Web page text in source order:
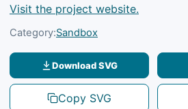
Visit the project website.
Category:Sandbox
Download SVG
Copy SVG